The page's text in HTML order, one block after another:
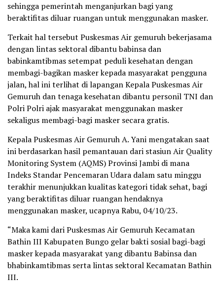
sehingga pemerintah menganjurkan bagi yang
beraktifitas diluar ruangan untuk menggunakan masker.
Terkait hal tersebut Puskesmas Air gemuruh bekerjasama
dengan lintas sektoral dibantu babinsa dan
babinkamtibmas setempat peduli kesehatan dengan
membagi-bagikan masker kepada masyarakat pengguna
jalan, hal ini terlihat di lapangan Kepala Puskesmas Air
Gemuruh dan tenaga kesehatan dibantu personil TNI dan
Polri Polri ajak masyarakat menggunakan masker
sekaligus membagi-bagi masker secara gratis.
Kepala Puskesmas Air Gemuruh A. Yani mengatakan saat
ini berdasarkan hasil pemantauan dari stasiun Air Quality
Monitoring System (AQMS) Provinsi Jambi di mana
Indeks Standar Pencemaran Udara dalam satu minggu
terakhir menunjukkan kualitas kategori tidak sehat, bagi
yang beraktifitas diluar ruangan hendaknya
menggunakan masker, ucapnya Rabu, 04/10/23.
“Maka kami dari Puskesmas Air Gemuruh Kecamatan
Bathin III Kabupaten Bungo gelar bakti sosial bagi-bagi
masker kepada masyarakat yang dibantu Babinsa dan
bhabinkamtibmas serta lintas sektoral Kecamatan Bathin
III.